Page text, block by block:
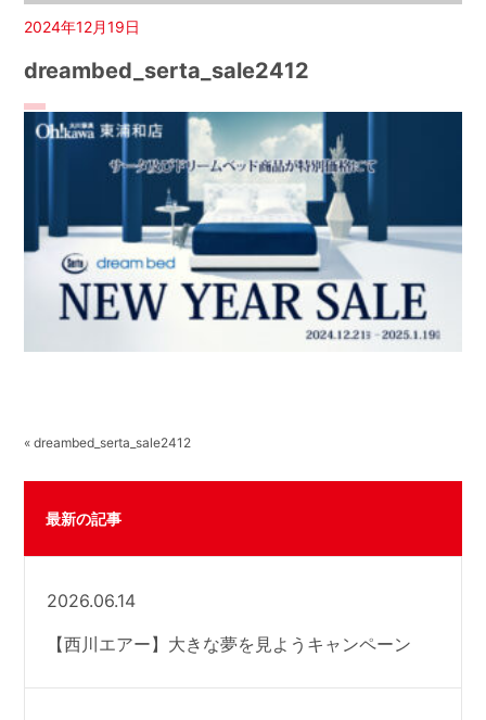
2024年12月19日
dreambed_serta_sale2412
« dreambed_serta_sale2412
最新の記事
2026.06.14
【西川エアー】大きな夢を見ようキャンペーン